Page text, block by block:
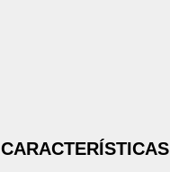
CARACTERÍSTICAS